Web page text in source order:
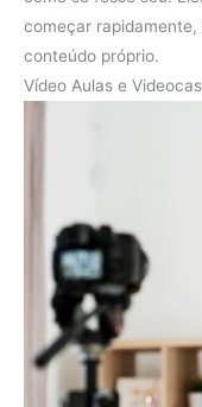
começar
conteúdo próprio.
Vídeo Aulas e